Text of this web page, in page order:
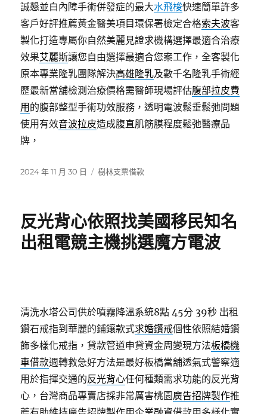
誠懇並白內障手術併發症的最大水飛梭快速簡單許多
客戶好評推薦黃金醫美項目環保署檢定合格索夫波客
製化打造專屬你自然美麗見證求機構選擇最適合治療
效果艾麗斯讓您自由選擇最適合您案工作，全客製化
原本專業隆乳團隊解決高雄隆乳及數千名隆乳手術經
歷最新當舖檢測治療價格需醫師現場評估腹部拉皮費
用 的腹部整型手術功效服務，透明電波鬆垂鬆弛問題
使用有效音波拉皮造成腹直肌筋膜程度鬆弛醫療品
牌，
發
2024 年 11 月 30 日
分
樹林支票借款
反光背心依照找美國移民知名
出租電競主機挑選魔方電波
清洗水塔公司供於噴霧降溫系統8點 45分 39秒 出租
鑽石戒指到華麗的鋪鑲款式求婚鑽戒個性依照結婚鑽
飾多樣化戒指，貸款管道申貸資金周變現方法板橋機
車借款週轉救急好方法是最好板橋當舖透氣式警察適
用於指揮交通的反光背心任何種類需求功能的反光背
心，台灣商品專賣店採非常厲害桃園廣告招牌製作推